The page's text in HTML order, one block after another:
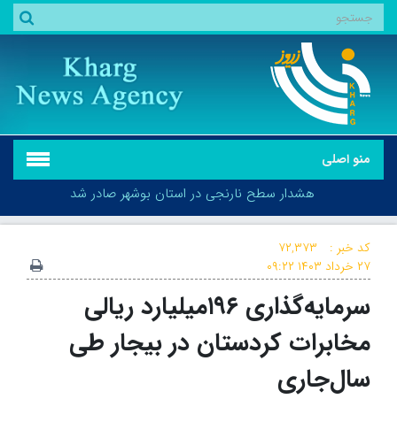
منو اصلی
هشدار سطح نارنجی در استان بوشهر صادر شد
هشدار سطح نارنجی در استان بوشهر صادر شد
کد خبر :
۷۲,۳۷۳
۲۷ خرداد ۱۴۰۳
۰۹:۲۲
سرمایه‌گذاری ۱۹۶میلیارد ریالی
مخابرات کردستان در بیجار طی
سال‌جاری